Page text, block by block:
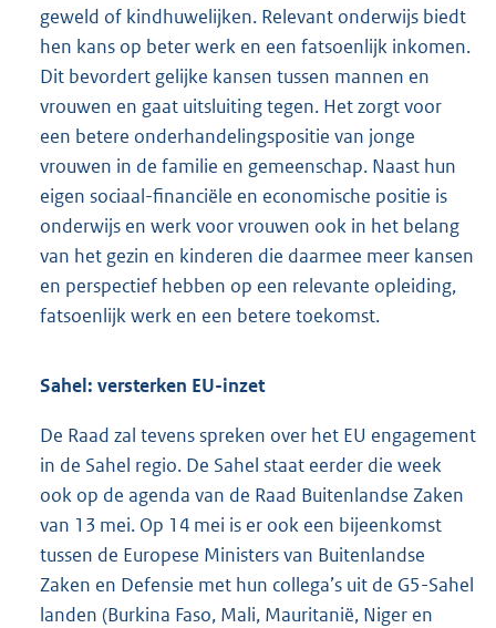
geweld of kindhuwelijken. Relevant onderwijs biedt
hen kans op beter werk en een fatsoenlijk inkomen.
Dit bevordert gelijke kansen tussen mannen en
vrouwen en gaat uitsluiting tegen. Het zorgt voor
een betere onderhandelingspositie van jonge
vrouwen in de familie en gemeenschap. Naast hun
eigen sociaal-financiële en economische positie is
onderwijs en werk voor vrouwen ook in het belang
van het gezin en kinderen die daarmee meer kansen
en perspectief hebben op een relevante opleiding,
fatsoenlijk werk en een betere toekomst.
Sahel: versterken EU-inzet
De Raad zal tevens spreken over het EU engagement
in de Sahel regio. De Sahel staat eerder die week
ook op de agenda van de Raad Buitenlandse Zaken
van 13 mei. Op 14 mei is er ook een bijeenkomst
tussen de Europese Ministers van Buitenlandse
Zaken en Defensie met hun collega’s uit de G5-Sahel
landen (Burkina Faso, Mali, Mauritanië, Niger en